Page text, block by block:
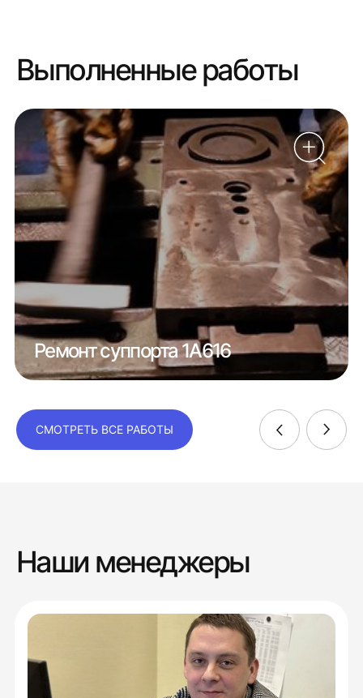
Выполненные работы
Ремонт суппорта 1А616
СМОТРЕТЬ ВСЕ РАБОТЫ
Наши менеджеры